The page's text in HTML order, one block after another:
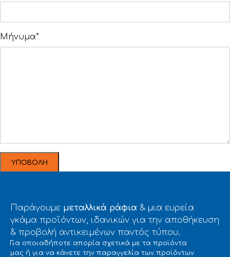
Μήνυμα*
Παράγουμε μεταλλικά ράφια & μια ευρεία
γκάμα προϊόντων, ιδανικών για την αποθήκευση
& προβολή αντικειμένων παντός τύπου.
Για οποιαδήποτε απορία σχετικά με τα προϊόντα
μας ή για να κάνετε την παραγγελία των προϊόντων